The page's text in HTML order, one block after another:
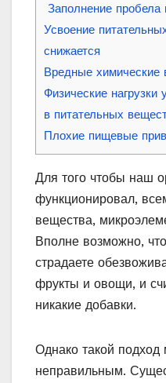
Заполнение пробела
Усвоение
снижается
Вредные химические
Физические нагрузки
в питательных
Плохие пищевые
Для того чтобы наш
функционировал,
вещества,
Вполне возможно,
страдаете
фрукты и овощи, и
никакие добавки.
Однако такой подход
неправильным.